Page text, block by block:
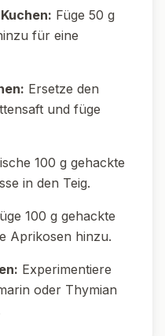
Füge 50 g
für eine
Ersetze den
und füge
100 g gehackte
in den Teig.
100 g gehackte
Aprikosen hinzu.
Experimentiere
oder Thymian